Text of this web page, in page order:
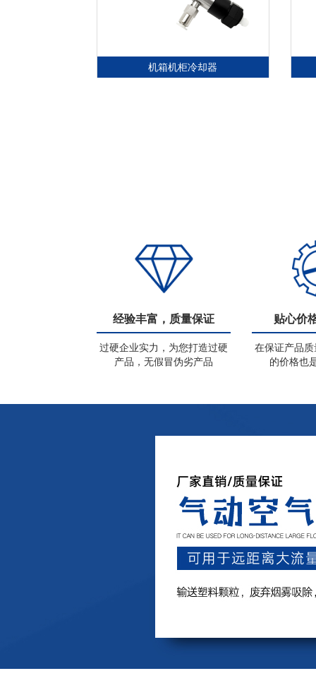
机箱机柜冷却器
经验丰富，质量保证
过硬企业实力，为您打造过硬
产品，无假冒伪劣产品
贴心价
在保证产品
的价格也